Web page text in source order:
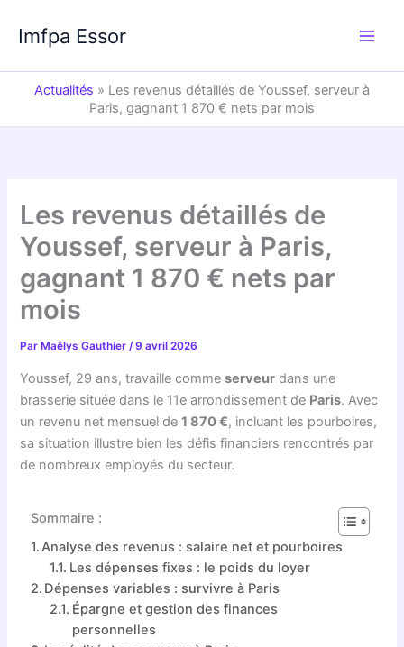
contenu
Imfpa Essor
Actualités » Les revenus détaillés de Youssef, serveur à
Paris, gagnant 1 870 € nets par mois
Les revenus détaillés de
Youssef, serveur à Paris,
gagnant 1 870 € nets par
mois
Par Maëlys Gauthier/9 avril 2026
Youssef, 29 ans, travaille commeserveur dans une
brasserie située dans le 11e arrondissement de Paris. Avec
un revenu net mensuel de1 870 €, incluant les pourboires,
sa situation illustre bien les défis financiers rencontrés par
de nombreux employés du secteur.
Sommaire :
Analyse des revenus : salaire net et pourboires
Les dépenses fixes : le poids du loyer
Dépenses variables : survivre à Paris
Épargne et gestion des finances
personnelles